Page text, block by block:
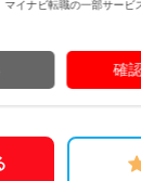
120人／本社所在地：
イナビ転職の一部サービ
確